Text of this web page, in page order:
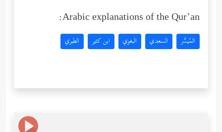
Arabic explanations of the Qur’an:
المُيسَّر السعدي البغوي ابن كثير الطبري